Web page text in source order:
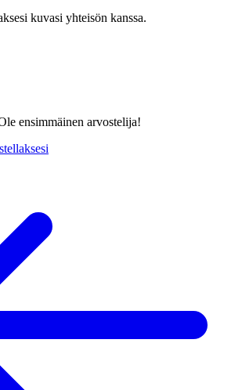
kuvasi yhteisön kanssa.
ensimmäinen arvostelija!